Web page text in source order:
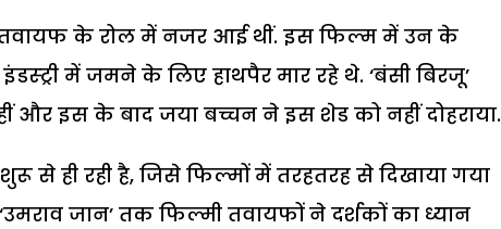
तवायफ के रोल में नजर आई थीं. इस फिल्म में उन के
में जमने के लिए हाथपैर मार रहे थे. ‘बंसी बिरजू’
और इस के बाद जया बच्चन ने इस शेड को नहीं दोहराया.
से ही रही है, जिसे फिल्मों में तरहतरह से दिखाया गया
जान’ तक फिल्मी तवायफों ने दर्शकों का ध्यान